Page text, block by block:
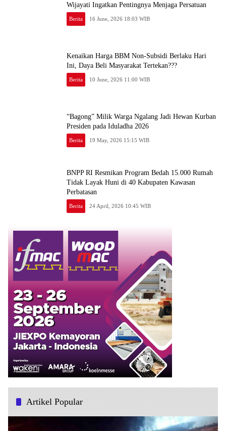
Wijayati Ingatkan Pentingnya Menjaga Persatuan
Berita 16 June, 2026 18:03 WIB
Kenaikan Harga BBM Non-Subsidi Berlaku Hari
Ini, Daya Beli Masyarakat Tertekan???
Berita 10 June, 2026 11:00 WIB
“Bagong” Milik Warga Ngalang Jadi Hewan Kurban
Presiden pada Iduladha 2026
Berita 19 May, 2026 15:15 WIB
BNPP RI Resmikan Program Bedah 15.000 Rumah
Tidak Layak Huni di 40 Kabupaten Kawasan
Perbatasan
Berita 24 April, 2026 10:45 WIB
Artikel Popular